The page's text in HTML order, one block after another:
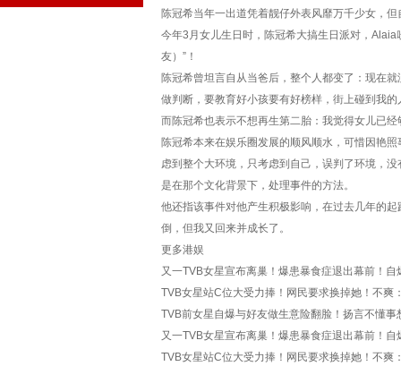
陈冠希当年一出道凭着靓仔外表风靡万千少女，
今年3月女儿生日时，陈冠希大搞生日派对，
友）”！
陈冠希曾坦言自从当爸后，整个人都变了：现在
做判断，要教育好小孩要有好榜样，街上碰到我
而陈冠希也表示不想再生第二胎：我觉得女儿已
陈冠希本来在娱乐圈发展的顺风顺水，可惜因艳
虑到整个大环境，只考虑到自己，误判了环境，
是在那个文化背景下，处理事件的方法。
他还指该事件对他产生积极影响，在过去几年的
倒，但我又回来并成长了。
更多港娱
又一TVB女星宣布离巢！爆患暴食症退出幕前！
TVB女星站C位大受力捧！网民要求换掉她！不爽
TVB前女星自爆与好友做生意险翻脸！扬言不懂事
又一TVB女星宣布离巢！爆患暴食症退出幕前！
TVB女星站C位大受力捧！网民要求换掉她！不爽